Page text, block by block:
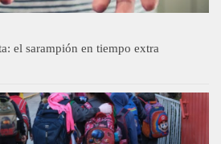
el sarampión en tiempo extra